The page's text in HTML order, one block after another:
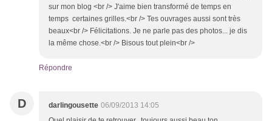
sur mon blog <br /> J'aime bien transformé de temps en
temps certaines grilles.<br /> Tes ouvrages aussi sont très
beaux<br /> Félicitations. Je ne parle pas des photos... je dis
la même chose.<br /> Bisous tout plein<br />
Répondre
D darlingousette 06/09/2013 14:05